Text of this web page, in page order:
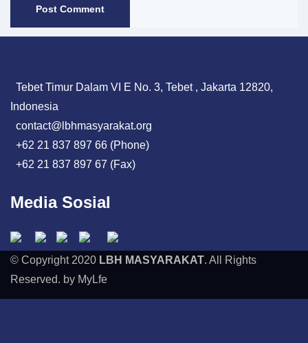
Tebet Timur Dalam VI E No. 3, Tebet , Jakarta 12820,
Indonesia
contact@lbhmasyarakat.org
+62 21 837 897 66 (Phone)
+62 21 837 897 67 (Fax)
Media Sosial
© Copyright 2020 LBH MASYARAKAT. All Rights
Reserved. by MyLfe